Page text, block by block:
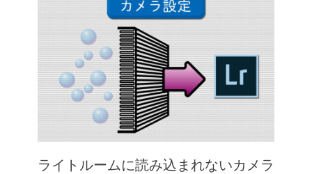
ライトルームに読み込まれないカメラ